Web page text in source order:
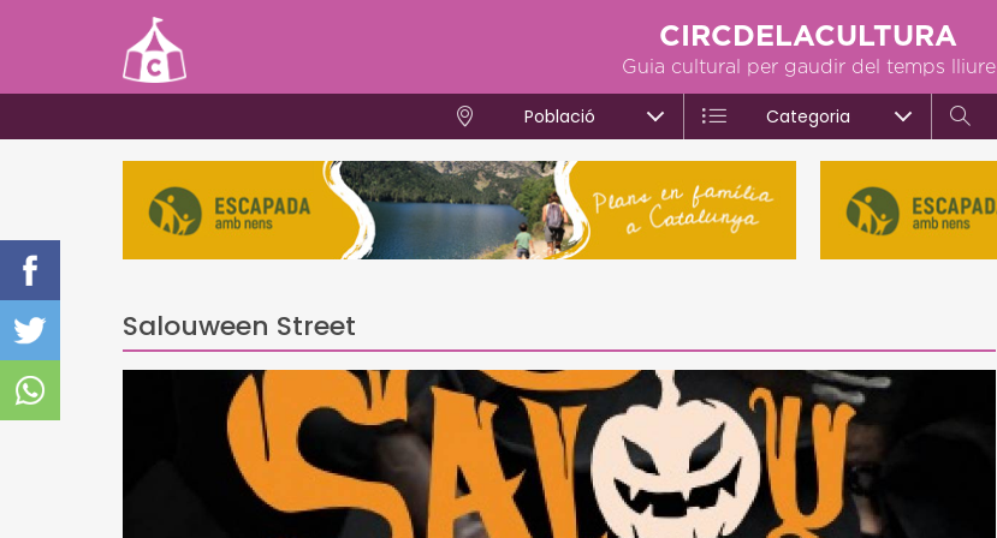
CIRCDELACULTURA
Guia cultural per gaudir del temps lliure
Població Categoria
Salouween Street